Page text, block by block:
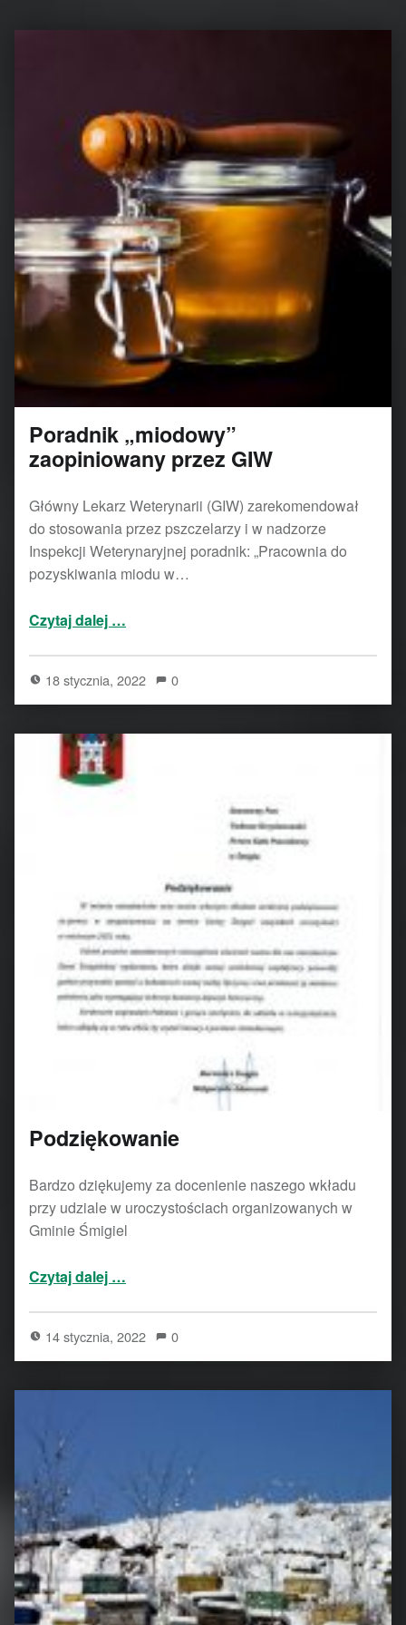
Poradnik „miodowy”
zaopiniowany przez GIW
Główny Lekarz Weterynarii (GIW) zarekomendował
do stosowania przez pszczelarzy i w nadzorze
Inspekcji Weterynaryjnej poradnik: „Pracownia do
pozyskiwania miodu w…
Czytaj dalej …
18 stycznia, 2022 0
Podziękowanie
Bardzo dziękujemy za docenienie naszego wkładu
przy udziale w uroczystościach organizowanych w
Gminie Śmigiel
Czytaj dalej …
14 stycznia, 2022 0